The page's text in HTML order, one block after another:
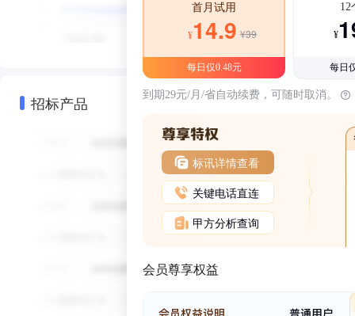
招标产品
首月试用
¥14.9 ¥39
每日仅0.48元
12
¥
每日
到期29元/月/省自动续费，可随时取消。
标讯详情查看
关键电话直连
甲方分析查询
会员尊享权益